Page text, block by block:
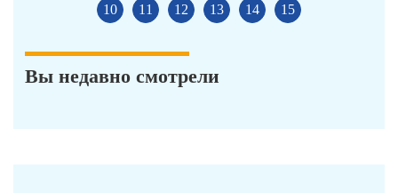
10
11 12 13 14 15
Вы недавно смотрели